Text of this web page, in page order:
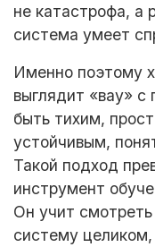
не катастрофа, а
система умеет
Именно поэтому
выглядит «вау» с
быть тихим,
устойчивым,
Такой подход
инструмент
Он учит смотреть
систему